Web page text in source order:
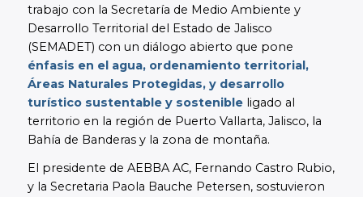
trabajo con la Secretaría de Medio Ambiente y
Desarrollo Territorial del Estado de Jalisco
(SEMADET) con un diálogo abierto que pone
énfasis en el agua, ordenamiento territorial,
Áreas Naturales Protegidas, y desarrollo
turístico sustentable y sostenibleligado al
territorio en la región de Puerto Vallarta, Jalisco, la
Bahía de Banderas y la zona de montaña.
El presidente de AEBBA AC, Fernando Castro Rubio,
y la Secretaria Paola Bauche Petersen, sostuvieron